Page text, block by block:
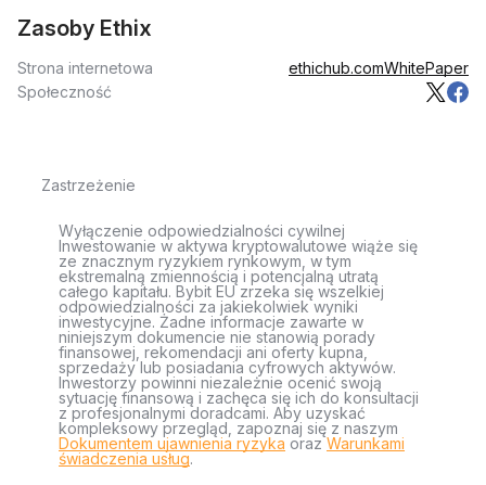
Zasoby Ethix
Strona internetowa ethichub.comWhitePaper
Społeczność
Zastrzeżenie
Wyłączenie odpowiedzialności cywilnej
Inwestowanie w aktywa kryptowalutowe wiąże się
ze znacznym ryzykiem rynkowym, w tym
ekstremalną zmiennością i potencjalną utratą
całego kapitału. Bybit EU zrzeka się wszelkiej
odpowiedzialności za jakiekolwiek wyniki
inwestycyjne. Żadne informacje zawarte w
niniejszym dokumencie nie stanowią porady
finansowej, rekomendacji ani oferty kupna,
sprzedaży lub posiadania cyfrowych aktywów.
Inwestorzy powinni niezależnie ocenić swoją
sytuację finansową i zachęca się ich do konsultacji
z profesjonalnymi doradcami. Aby uzyskać
kompleksowy przegląd, zapoznaj się z naszym
Dokumentem ujawnienia ryzyka orazWarunkami
świadczenia usług.